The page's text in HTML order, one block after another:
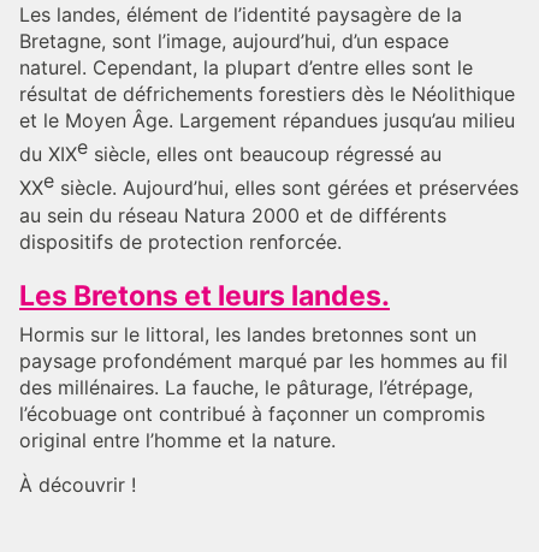
Les landes, élément de l’identité paysagère de la
Bretagne, sont l’image, aujourd’hui, d’un espace
naturel. Cependant, la plupart d’entre elles sont le
résultat de défrichements forestiers dès le Néolithique
et le Moyen Âge. Largement répandues jusqu’au milieu
du XIXe siècle, elles ont beaucoup régressé au
XXe siècle. Aujourd’hui, elles sont gérées et préservées
au sein du réseau Natura 2000 et de différents
dispositifs de protection renforcée.
Les Bretons et leurs landes.
Hormis sur le littoral, les landes bretonnes sont un
paysage profondément marqué par les hommes au fil
des millénaires. La fauche, le pâturage, l’étrépage,
l’écobuage ont contribué à façonner un compromis
original entre l’homme et la nature.
À découvrir !